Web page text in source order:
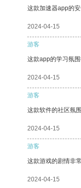
这款加速器app的
2024-04-15
游客
这款app的学习氛
2024-04-15
游客
这款软件的社区氛
2024-04-15
游客
这款游戏的剧情非
2024-04-15